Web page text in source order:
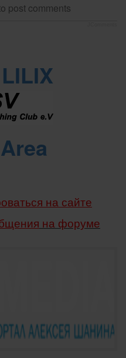
post comments
на сайте
на форуме